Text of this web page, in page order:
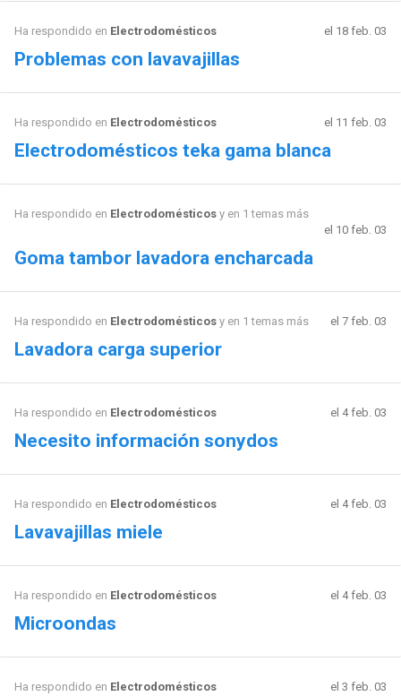
Ha respondido en Electrodomésticos el 18 feb. 03
Problemas con lavavajillas
Ha respondido en Electrodomésticos el 11 feb. 03
Electrodomésticos teka gama blanca
Ha respondido en Electrodomésticosy en 1 temas más
el 10 feb. 03
Goma tambor lavadora encharcada
Ha respondido en Electrodomésticosy en 1 temas más el 7 feb. 03
Lavadora carga superior
Ha respondido en Electrodomésticos el 4 feb. 03
Necesito información sonydos
Ha respondido en Electrodomésticos el 4 feb. 03
Lavavajillas miele
Ha respondido en Electrodomésticos el 4 feb. 03
Microondas
Ha respondido en Electrodomésticos el 3 feb. 03